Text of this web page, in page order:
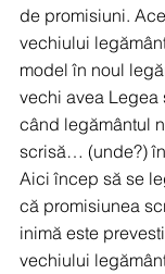
de promisiuni.
vechiului
model în noul
vechi avea
când legământul
scrisă… (unde?)
Aici încep să se
că promisiunea
inimă este
vechiului